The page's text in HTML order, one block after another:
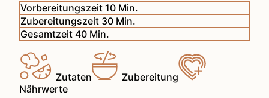
Vorbereitungszeit 10Minuten
Min.
Zubereitungszeit 30Minuten
Min.
Gesamtzeit40Minuten
Min.
Zutaten
Zubereitung
Nährwerte